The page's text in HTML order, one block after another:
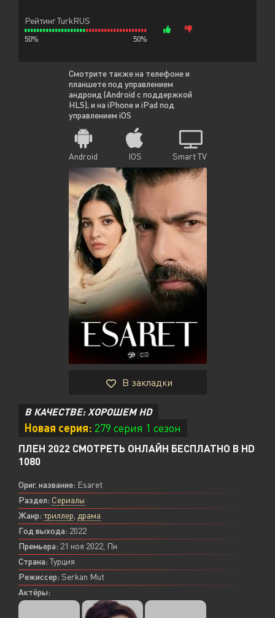
Рейтинг TurkRUS
50% 50%
Смотрите также на телефоне и
планшете под управлением
андроид (Android с поддержкой
HLS), и на iPhone и iPad под
управлением iOS
Android IOS Smart TV
В закладки
В КАЧЕСТВЕ: ХОРОШЕМ HD
Новая серия: 279 серия 1 сезон
ПЛЕН 2022 СМОТРЕТЬ ОНЛАЙН БЕСПЛАТНО В HD
1080
Ориг. название: Esaret
Раздел: Сериалы
Жанр: триллер драма
Год выхода: 2022
Премьера: 21 ноя 2022, Пн
Страна: Турция
Режиссер: Serkan Mut
Актёры: